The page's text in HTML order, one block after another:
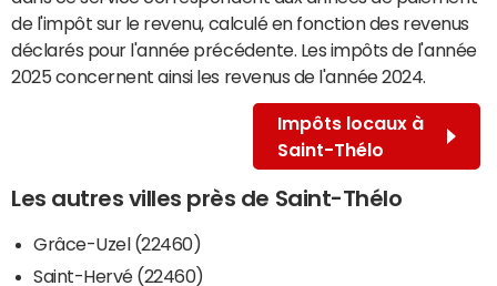
de l'impôt sur le revenu, calculé en fonction des revenus
déclarés pour l'année précédente. Les impôts de l'année
2025 concernent ainsi les revenus de l'année 2024.
Impôts locaux à
Saint-Thélo
Les autres villes près de Saint-Thélo
Grâce-Uzel (22460)
Saint-Hervé (22460)